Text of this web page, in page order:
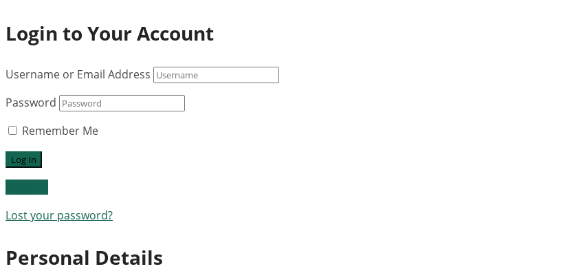
Login to Your Account
Username or Email Address
Password
Remember Me
Lost your password?
Personal Details